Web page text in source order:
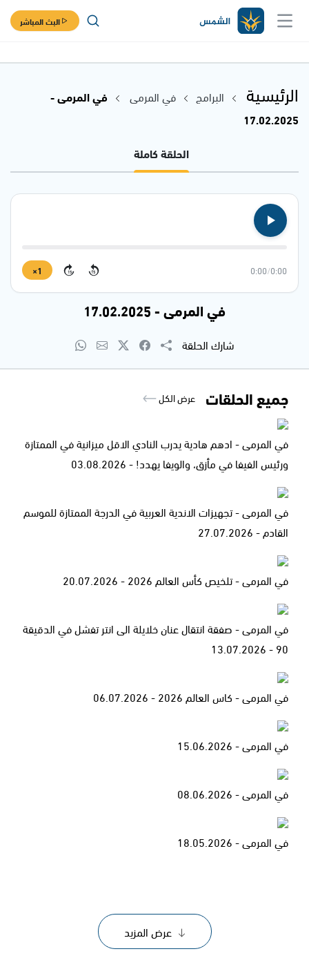
البث المباشر
الرئيسية البرامج في المرمى
في المرمى -
17.02.2025
الحلقة كاملة
0:00
/
0:00
15
15
1×
في المرمى - 17.02.2025
شارك الحلقة
جميع الحلقات عرض الكل
في المرمى - ادهم هادية يدرب النادي الاقل ميزانية في الممتازة
ورئيس الفيفا في مأزق، والويفا يهدد! - 03.08.2026
في المرمى - تجهيزات الاندية العربية في الدرجة الممتازة للموسم
القادم - 27.07.2026
في المرمى - تلخيص كأس العالم 2026 - 20.07.2026
في المرمى - صفقة انتقال عنان خلايلة الى انتر تفشل في الدقيقة
90 - 13.07.2026
في المرمى - كاس العالم 2026 - 06.07.2026
في المرمى - 15.06.2026
في المرمى - 08.06.2026
في المرمى - 18.05.2026
عرض المزيد